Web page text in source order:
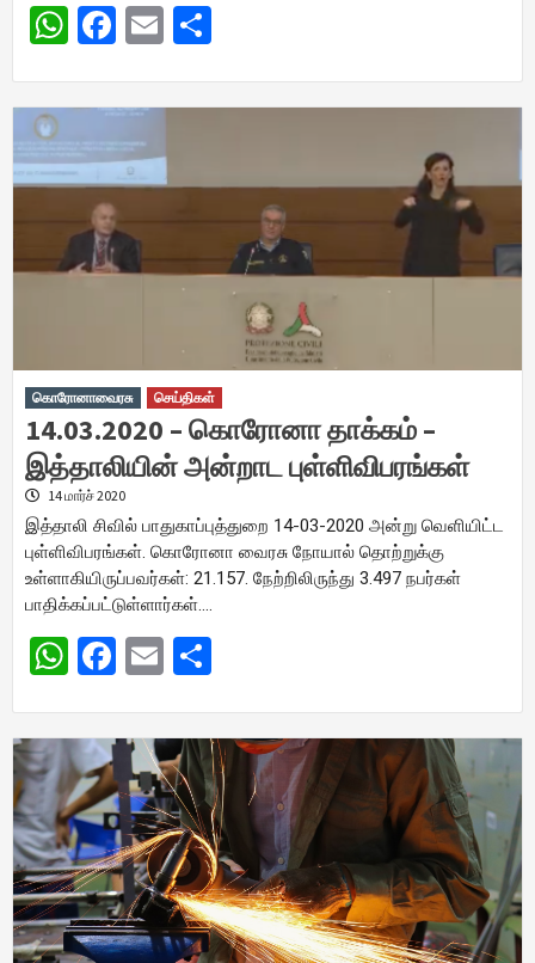
WhatsApp
Facebook
Email
கொரோனாவைரசு செய்திகள்
14.03.2020 – கொரோனா தாக்கம் –
இத்தாலியின் அன்றாட புள்ளிவிபரங்கள்
14 மார்ச் 2020
இத்தாலி சிவில் பாதுகாப்புத்துறை 14-03-2020 அன்று வெளியிட்ட
புள்ளிவிபரங்கள். கொரோனா வைரசு நோயால் தொற்றுக்கு
உள்ளாகியிருப்பவர்கள்: 21.157. நேற்றிலிருந்து 3.497 நபர்கள்
பாதிக்கப்பட்டுள்ளார்கள்….
WhatsApp
Facebook
Email